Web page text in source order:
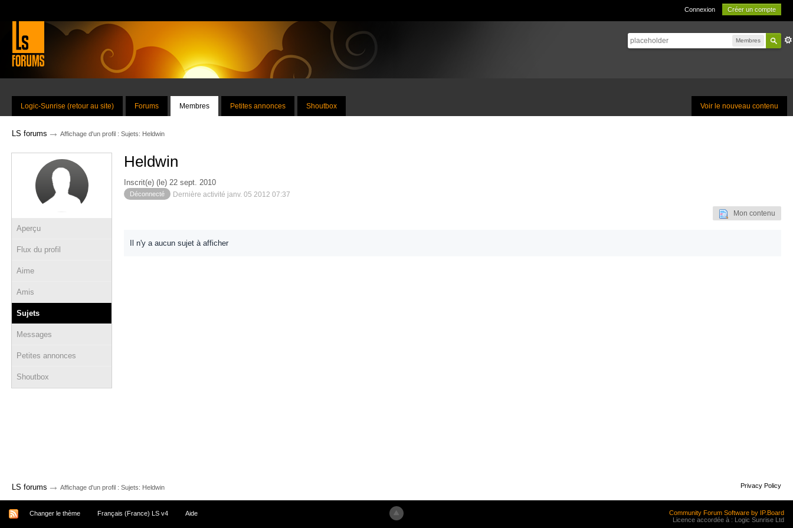
Connexion Créer un compte
Membres
Voir le nouveau contenu
Logic-Sunrise (retour au site) Forums Membres Petites annonces Shoutbox
LS forums → Affichage d'un profil : Sujets: Heldwin
Aperçu
Flux du profil
Aime
Amis
Sujets
Messages
Petites annonces
Shoutbox
Heldwin
Inscrit(e) (le) 22 sept. 2010
Déconnecté Dernière activité janv. 05 2012 07:37
Mon contenu
Il n'y a aucun sujet à afficher
LS forums → Affichage d'un profil : Sujets: Heldwin Privacy Policy
Changer le thème Français (France) LS v4 Aide
Community Forum Software by IP.Board
Licence accordée à : Logic Sunrise Ltd